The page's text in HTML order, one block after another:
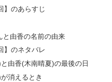
】のあらすじ
と由香の名前の由来
】のネタバレ
由香(木南晴夏)の最後の日
消えるとき